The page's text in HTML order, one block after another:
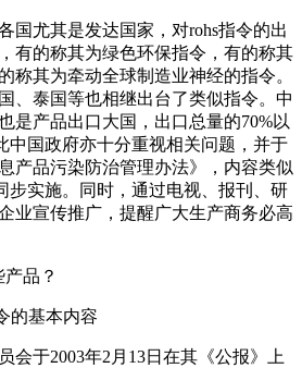
尤其是发达国家，对rohs指令的出
有的称其为绿色环保指令，有的称其
称其为牵动全球制造业神经的指令。
、泰国等也相继出台了类似指令。中
是产品出口大国，出口总量的70%以
中国政府亦十分重视相关问题，并于
产品污染防治管理办法》，内容类似
步实施。同时，通过电视、报刊、研
业宣传推广，提醒广大生产商务必高
品？
基本内容
于2003年2月13日在其《公报》上